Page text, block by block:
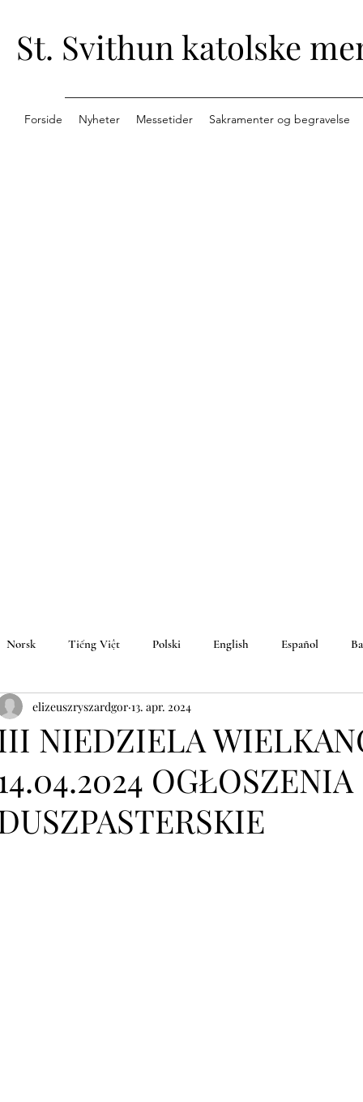
St. Svithun katolske
Forside Nyheter Messetider Sakramenter og begravelse
Norsk Tiếng Việt Polski English Español
NIEDZIELA
OGŁOSZENIA
elizeuszryszardgor 13. apr. 2024